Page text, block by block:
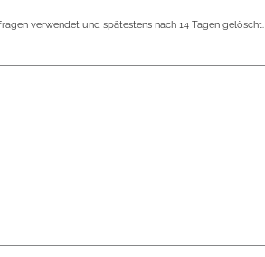
verwendet und spätestens nach 14 Tagen gelöscht.